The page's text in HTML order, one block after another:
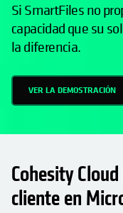
Si SmartFiles no
capacidad que su
la diferencia.
VER LA DEMOSTRACIÓN
Cohesity
cliente en